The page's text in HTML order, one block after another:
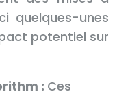
quelques-unes
potentiel sur
: Ces